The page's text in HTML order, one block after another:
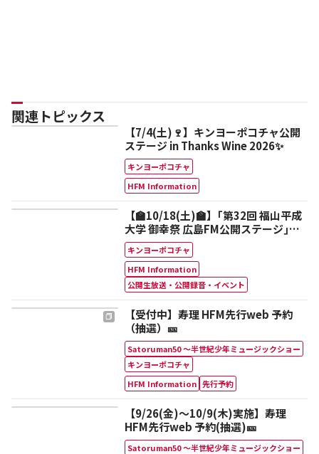
関連トピックス
【7/4(土)🍷】キンヨーポコチャ公開
ステージ in Thanks Wine 2026✨
キンヨーポコチャ
HFM Information
【🏫10/18(土)🏫】｢第32回 福山平成
大学 御幸祭 広島FM公開ステージ｣に
鈴木鈴木が出演🎊
キンヨーポコチャ
HFM Information
公開生放送・公開録音・イベント
【受付中】寿理 HFM先行web 予約
（抽選）🎫
Satoruman50 ～半世紀少年ミュージックショー
キンヨーポコチャ
HFM Information 先行予約
【9/26(金)～10/9(木)実施】寿理
HFM先行web 予約(抽選)🎫
Satoruman50 ～半世紀少年ミュージックショー